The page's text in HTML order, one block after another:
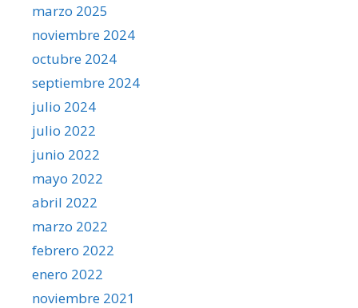
marzo 2025
noviembre 2024
octubre 2024
septiembre 2024
julio 2024
julio 2022
junio 2022
mayo 2022
abril 2022
marzo 2022
febrero 2022
enero 2022
noviembre 2021